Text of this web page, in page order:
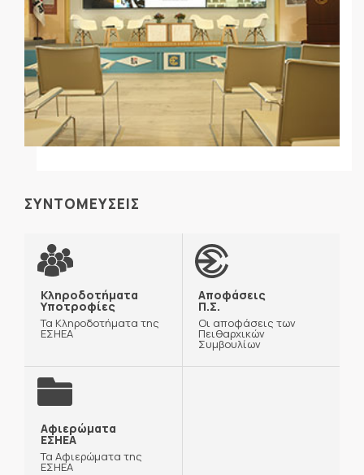
ΣΥΝΤΟΜΕΥΣΕΙΣ
Κληροδοτήματα
Υποτροφίες
Τα Κληροδοτήματα της
ΕΣΗΕΑ
Αποφάσεις
Π.Σ.
Οι αποφάσεις των
Πειθαρχικών
Συμβουλίων
Αφιερώματα
ΕΣΗΕΑ
Τα Αφιερώματα της
ΕΣΗΕΑ